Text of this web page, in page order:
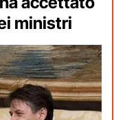
ministri